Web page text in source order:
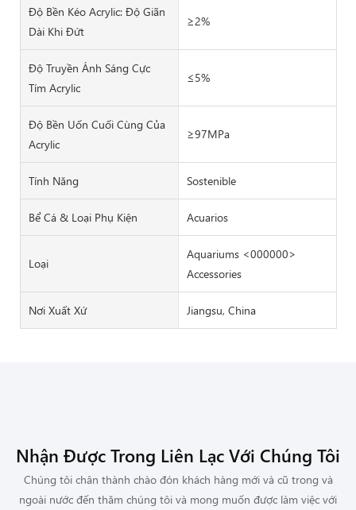
Độ Bền Kéo Acrylic: Độ Giãn
Dài Khi Đứt
≥2%
Độ Truyền Ánh Sáng Cực
Tím Acrylic
≤5%
Độ Bền Uốn Cuối Cùng Của
Acrylic
≥97MPa
Tính Năng Sostenible
Bể Cá & Loại Phụ Kiện Acuarios
Loại
Aquariums <000000>
Accessories
Nơi Xuất Xứ Jiangsu, China
Nhận Được Trong Liên Lạc Với Chúng Tôi
Chúng tôi chân thành chào đón khách hàng mới và cũ trong và
ngoài nước đến thăm chúng tôi và mong muốn được làm việc với